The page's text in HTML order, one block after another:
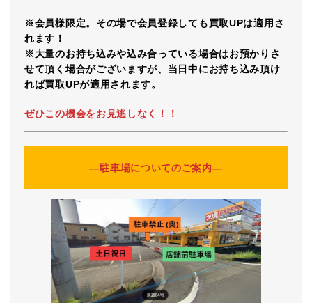
※会員様限定。その場で会員登録しても買取UPは適用さ
れます！
※大量のお持ち込みや込み合っている場合はお預かりさ
せて頂く場合がございますが、当日中にお持ち込み頂け
れば買取UPが適用されます。
ぜひこの機会をお見逃しなく！！
―駐車場についてのご案内―